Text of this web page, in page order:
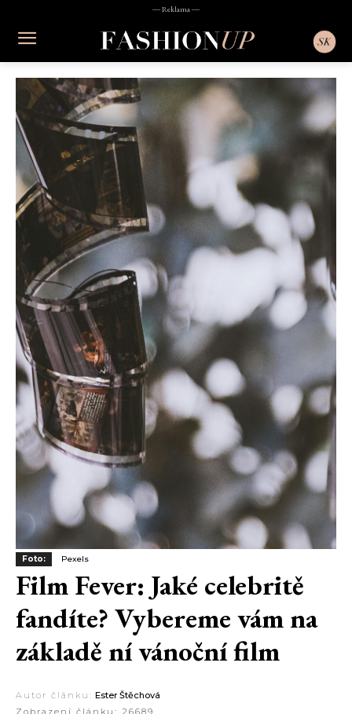
― Reklama ―
Foto: Pexels
Film Fever: Jaké celebritě
fandíte? Vybereme vám na
základě ní vánoční film
Autor článku: Ester Štěchová